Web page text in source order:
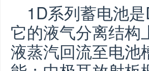
1D系列蓄电池
它的液气分离结构
液蒸汽回流至电池